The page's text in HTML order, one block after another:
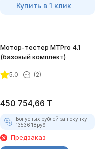
Купить в 1 клик
Мотор-тестер MTPro 4.1
(базовый комплект)
5.0 (2)
450 754,66 T
Бонусных рублей за покупку:
13536.18руб.
Предзаказ